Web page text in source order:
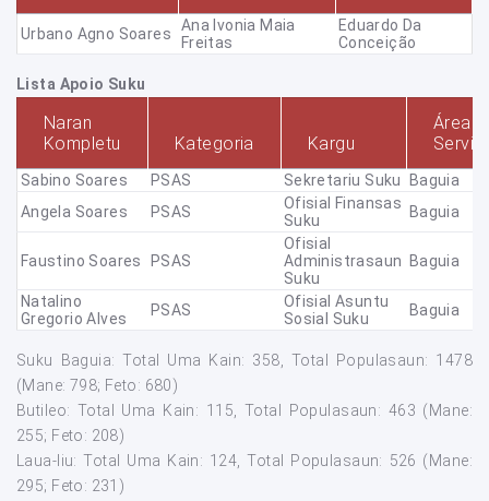
Urbano Agno Soares
Ana Ivonia Maia
Freitas
Eduardo Da
Conceição
Lista Apoio Suku
Naran
Kompletu
Kategoria Kargu
Área
Sabino Soares PSAS Sekretariu Suku
Baguia
Angela Soares
PSAS
Ofisial Finansas
Suku
Baguia
Faustino Soares PSAS
Ofisial
Administrasaun
Suku
Baguia
Natalino
Gregorio Alves
PSAS
Ofisial Asuntu
Sosial Suku
Baguia
Suku Baguia: Total Uma Kain: 358, Total Populasaun: 1478
(Mane: 798; Feto: 680)
Butileo: Total Uma Kain: 115, Total Populasaun: 463 (Mane:
255; Feto: 208)
Laua-liu: Total Uma Kain: 124, Total Populasaun: 526 (Mane:
295; Feto: 231)